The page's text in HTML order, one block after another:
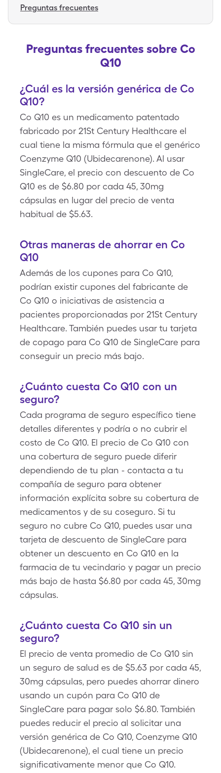
Preguntas frecuentes
Preguntas frecuentes sobre Co
Q10
¿Cuál es la versión genérica de Co
Q10?
Co Q10 es un medicamento patentado
fabricado por 21St Century Healthcare el
cual tiene la misma fórmula que el genérico
Coenzyme Q10 (Ubidecarenone). Al usar
SingleCare, el precio con descuento de Co
Q10 es de $6.80 por cada 45, 30mg
cápsulas en lugar del precio de venta
habitual de $5.63.
Otras maneras de ahorrar en Co
Q10
Además de los cupones para Co Q10,
podrían existir cupones del fabricante de
Co Q10 o iniciativas de asistencia a
pacientes proporcionadas por 21St Century
Healthcare. También puedes usar tu tarjeta
de copago para Co Q10 de SingleCare para
conseguir un precio más bajo.
¿Cuánto cuesta Co Q10 con un
seguro?
Cada programa de seguro específico tiene
detalles diferentes y podría o no cubrir el
costo de Co Q10. El precio de Co Q10 con
una cobertura de seguro puede diferir
dependiendo de tu plan - contacta a tu
compañía de seguro para obtener
información explícita sobre su cobertura de
medicamentos y de su coseguro. Si tu
seguro no cubre Co Q10, puedes usar una
tarjeta de descuento de SingleCare para
obtener un descuento en Co Q10 en la
farmacia de tu vecindario y pagar un precio
más bajo de hasta $6.80 por cada 45, 30mg
cápsulas.
¿Cuánto cuesta Co Q10 sin un
seguro?
El precio de venta promedio de Co Q10 sin
un seguro de salud es de $5.63 por cada 45,
30mg cápsulas, pero puedes ahorrar dinero
usando un cupón para Co Q10 de
SingleCare para pagar solo $6.80. También
puedes reducir el precio al solicitar una
versión genérica de Co Q10, Coenzyme Q10
(Ubidecarenone), el cual tiene un precio
significativamente menor que Co Q10.